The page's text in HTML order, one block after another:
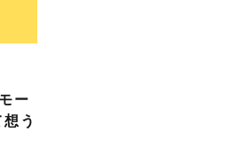
ー
う